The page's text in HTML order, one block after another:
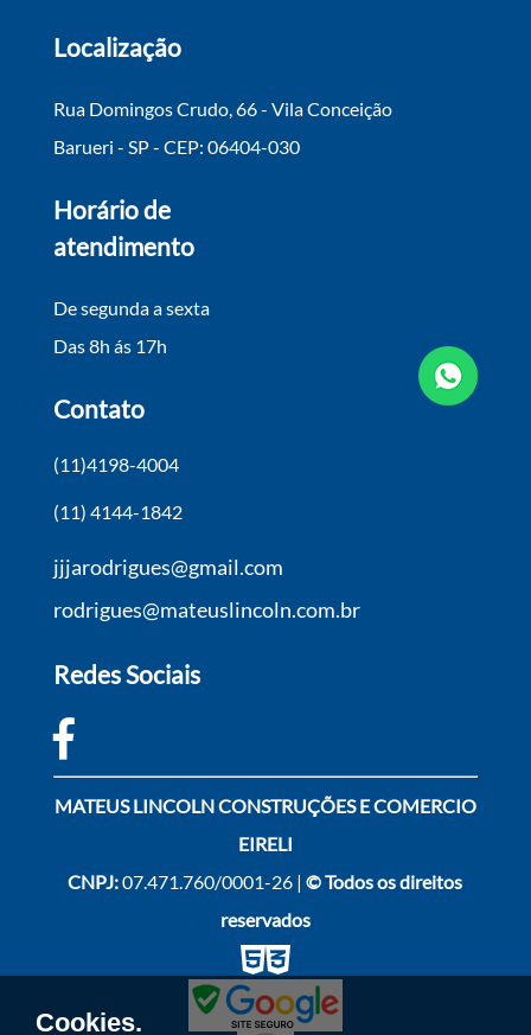
Localização
Rua Domingos Crudo, 66 - Vila Conceição
Barueri - SP - CEP: 06404-030
Horário de
atendimento
De segunda a sexta
Das 8h ás 17h
Contato
(11)4198-4004
(11) 4144-1842
jjjarodrigues@gmail.com
rodrigues@mateuslincoln.com.br
Redes Sociais
MATEUS LINCOLN CONSTRUÇÕES E COMERCIO
EIRELI
CNPJ:07.471.760/0001-26 |© Todos os direitos
reservados
Cookies.